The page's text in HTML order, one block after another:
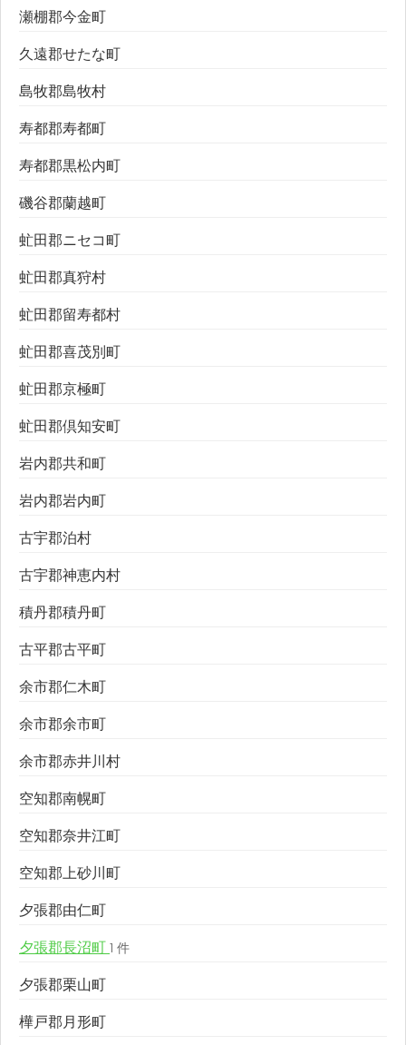
瀬棚郡今金町
久遠郡せたな町
島牧郡島牧村
寿都郡寿都町
寿都郡黒松内町
磯谷郡蘭越町
虻田郡ニセコ町
虻田郡真狩村
虻田郡留寿都村
虻田郡喜茂別町
虻田郡京極町
虻田郡倶知安町
岩内郡共和町
岩内郡岩内町
古宇郡泊村
古宇郡神恵内村
積丹郡積丹町
古平郡古平町
余市郡仁木町
余市郡余市町
余市郡赤井川村
空知郡南幌町
空知郡奈井江町
空知郡上砂川町
夕張郡由仁町
夕張郡長沼町 1 件
夕張郡栗山町
樺戸郡月形町